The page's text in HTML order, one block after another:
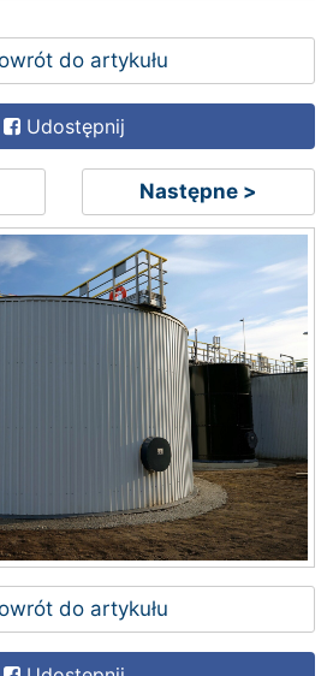
do artykułu
Udostępnij
Następne >
do artykułu